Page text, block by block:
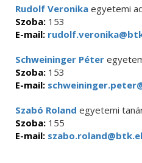
Rudolf Veronika egyetemi
Szoba: 153
E-mail:
Schweininger Péter
Szoba: 153
E-mail:
Szabó Roland egyetemi
Szoba: 155
E-mail: